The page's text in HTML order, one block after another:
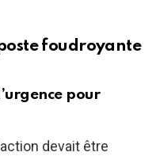
foudroyante
pour
devait être